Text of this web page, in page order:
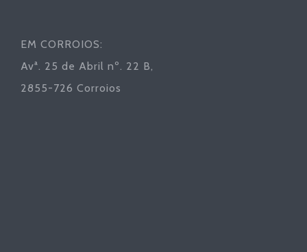
EM CORROIOS:
Avª. 25 de Abril nº. 22 B,
2855-726 Corroios